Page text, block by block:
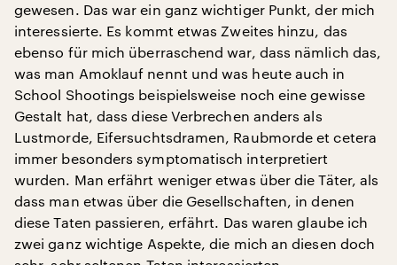
gewesen. Das war ein ganz wichtiger Punkt, der mich
interessierte. Es kommt etwas Zweites hinzu, das
ebenso für mich überraschend war, dass nämlich das,
was man Amoklauf nennt und was heute auch in
School Shootings beispielsweise noch eine gewisse
Gestalt hat, dass diese Verbrechen anders als
Lustmorde, Eifersuchtsdramen, Raubmorde et cetera
immer besonders symptomatisch interpretiert
wurden. Man erfährt weniger etwas über die Täter, als
dass man etwas über die Gesellschaften, in denen
diese Taten passieren, erfährt. Das waren glaube ich
zwei ganz wichtige Aspekte, die mich an diesen doch